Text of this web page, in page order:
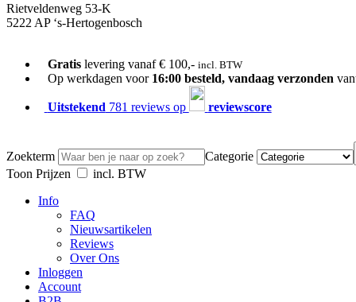
Rietveldenweg 53-K
5222 AP ‘s-Hertogenbosch
Gratislevering vanaf € 100,- incl. BTW
Op werkdagen voor 16:00 besteld, vandaag verzonden
Uitstekend 781 reviews op reviewscore
Zoekterm
Categorie
Toon Prijzen
incl. BTW
Info
FAQ
Nieuwsartikelen
Reviews
Over Ons
Inloggen
Account